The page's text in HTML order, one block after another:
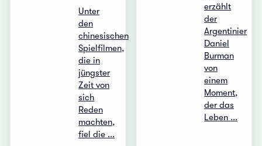
Unter
den
chinesischen
Spielfilmen,
die in
jüngster
Zeit von
sich
Reden
machten,
fiel die ...
erzählt
der
Argentinier
Daniel
Burman
von
einem
Moment,
der das
Leben ...